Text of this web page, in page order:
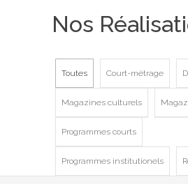
Nos
Toutes Court-métrage
Magazines culturels
Programmes courts
Programmes institutionels